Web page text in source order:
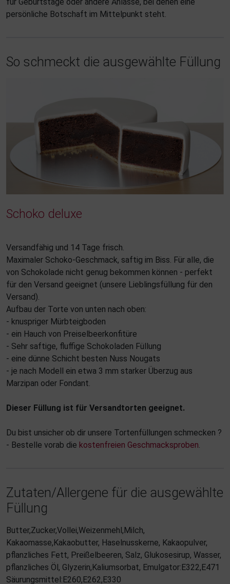
für Geburtstage oder andere Anlässe, bei denen eine
persönliche Botschaft im Mittelpunkt steht.
So schmeckt die ausgewählte Füllung
Schoko deluxe
Versandfähig und 14 Tage frisch.
Maximaler Schoko-Geschmack, saftig im Biss. Für alle, die
von Schokolade nicht genug bekommen können - perfekt
für den Versand geeignet (unsere Lieblingsfüllung für den
Versand).
Aufbau der Torte von unten nach oben:
- knuspriger Mürbteigboden
- ein Hauch von Preiselbeerkonfitüre
- Sehr saftige, fluffige Schokoladen Füllung
- eine dünne Schicht besten Nuss Nougats
- je nach Modell ein etwa 3 mm starker Überzug aus
Marzipan oder Fondant.
Dieser Füllung ist für Versandtorten geeignet.
Du bist unsicher ob dir unsere Tortenfüllungen schmecken ?
- Bestelle vorab die kostenfreien Geschmacksproben.
Zutaten/Allergene für die ausgewählte
Füllung
Butter,Zucker,Vollei,Weizenmehl,Milch,
Kakaomasse,Kakaobutter, Haselnusskerne, Kakaopulver,
pflanzliches Fett, Preißelbeeren, Salz, Glukosesirup, Wasser,
pflanzliches Öl, Glyzerin,Kaliumsorbat, Emulgator:E322,E471
Säurungsmittel:E260,E262,E330